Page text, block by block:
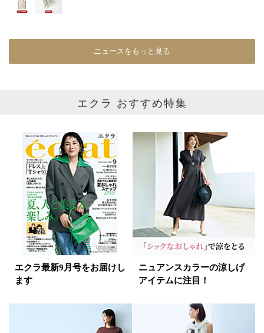
ニュースをもっと見る
エクラ おすすめ特集
エクラ最新9月号をお届けし
ます
ニュアンスカラーの涼しげ
アイテムに注目！